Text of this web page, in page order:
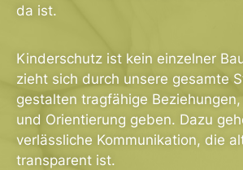
da ist.
Kinderschutz ist kein einzelner
zieht sich durch unsere gesamte
gestalten tragfähige
und Orientierung geben. Dazu
verlässliche Kommunikation, die
transparent ist.